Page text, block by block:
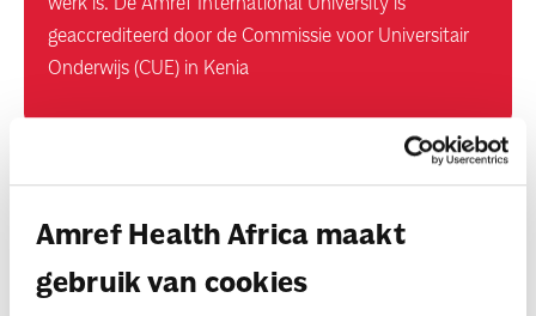
Amref Health Africa maakt
gebruik van cookies
geaccrediteerd door de Commissie voor Universitair
Onderwijs (CUE) in Kenia
2024
Noodsituatie Kenia: "Een van mijn buren
verloor acht familieleden"